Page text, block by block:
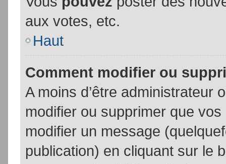
aux votes, etc.
Haut
Comment modifier ou
A moins d’être administrateur
modifier ou supprimer que
modifier un message
publication) en cliquant sur le